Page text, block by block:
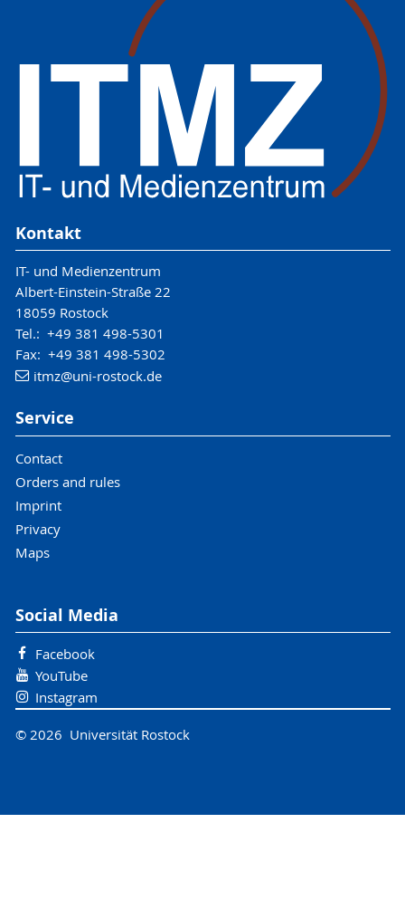
Kontakt
IT- und Medienzentrum
Albert-Einstein-Straße 22
18059 Rostock
Tel.: +49 381 498-5301
Fax: +49 381 498-5302
itmz@uni-rostock.de
Service
Contact
Orders and rules
Imprint
Privacy
Maps
Social Media
Facebook
YouTube
Instagram
© 2026 Universität Rostock